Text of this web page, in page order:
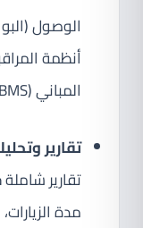
الوصول
المباني (BMS)، لتوفير طبقة أمنية متعددة.
تقارير
تقارير
مدة